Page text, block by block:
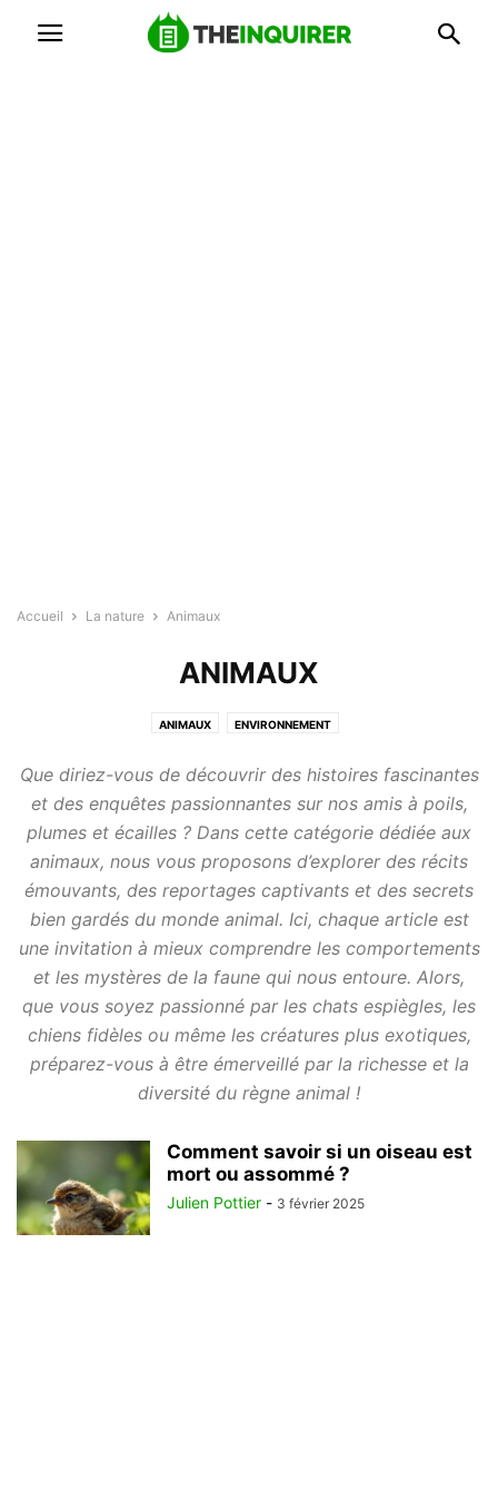
Accueil La nature Animaux
ANIMAUX
ANIMAUX ENVIRONNEMENT
Que diriez-vous de découvrir des histoires fascinantes
et des enquêtes passionnantes sur nos amis à poils,
plumes et écailles ? Dans cette catégorie dédiée aux
animaux, nous vous proposons d’explorer des récits
émouvants, des reportages captivants et des secrets
bien gardés du monde animal. Ici, chaque article est
une invitation à mieux comprendre les comportements
et les mystères de la faune qui nous entoure. Alors,
que vous soyez passionné par les chats espiègles, les
chiens fidèles ou même les créatures plus exotiques,
préparez-vous à être émerveillé par la richesse et la
diversité du règne animal !
Comment savoir si un oiseau est
mort ou assommé ?
Julien Pottier - 3 février 2025